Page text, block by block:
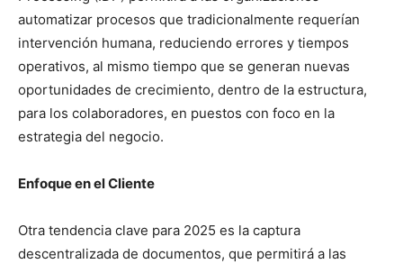
automatizar procesos que tradicionalmente requerían
intervención humana, reduciendo errores y tiempos
operativos, al mismo tiempo que se generan nuevas
oportunidades de crecimiento, dentro de la estructura,
para los colaboradores, en puestos con foco en la
estrategia del negocio.
Enfoque en el Cliente
Otra tendencia clave para 2025 es la captura
descentralizada de documentos, que permitirá a las